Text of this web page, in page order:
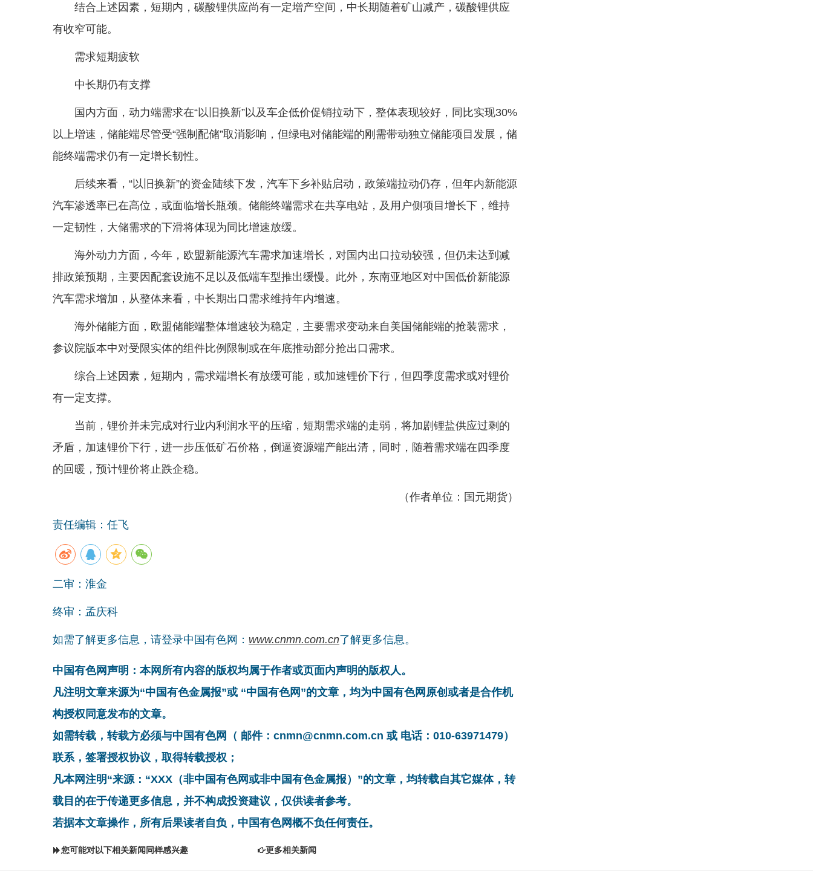
结合上述因素，短期内，碳酸锂供应尚有一定增产空间，中长期随着矿山减产，碳酸锂供应
有收窄可能。
需求短期疲软
中长期仍有支撑
国内方面，动力端需求在“以旧换新”以及车企低价促销拉动下，整体表现较好，同比实现30%
以上增速，储能端尽管受“强制配储”取消影响，但绿电对储能端的刚需带动独立储能项目发展，储
能终端需求仍有一定增长韧性。
后续来看，“以旧换新”的资金陆续下发，汽车下乡补贴启动，政策端拉动仍存，但年内新能源
汽车渗透率已在高位，或面临增长瓶颈。储能终端需求在共享电站，及用户侧项目增长下，维持
一定韧性，大储需求的下滑将体现为同比增速放缓。
海外动力方面，今年，欧盟新能源汽车需求加速增长，对国内出口拉动较强，但仍未达到减
排政策预期，主要因配套设施不足以及低端车型推出缓慢。此外，东南亚地区对中国低价新能源
汽车需求增加，从整体来看，中长期出口需求维持年内增速。
海外储能方面，欧盟储能端整体增速较为稳定，主要需求变动来自美国储能端的抢装需求，
参议院版本中对受限实体的组件比例限制或在年底推动部分抢出口需求。
综合上述因素，短期内，需求端增长有放缓可能，或加速锂价下行，但四季度需求或对锂价
有一定支撑。
当前，锂价并未完成对行业内利润水平的压缩，短期需求端的走弱，将加剧锂盐供应过剩的
矛盾，加速锂价下行，进一步压低矿石价格，倒逼资源端产能出清，同时，随着需求端在四季度
的回暖，预计锂价将止跌企稳。
（作者单位：国元期货）
责任编辑：任飞
二审：淮金
终审：孟庆科
如需了解更多信息，请登录中国有色网： www.cnmn.com.cn了解更多信息。
中国有色网声明：本网所有内容的版权均属于作者或页面内声明的版权人。
凡注明文章来源为“中国有色金属报”或 “中国有色网”的文章，均为中国有色网原创或者是合作机
构授权同意发布的文章。
如需转载，转载方必须与中国有色网（ 邮件：cnmn@cnmn.com.cn 或 电话：010-63971479）
联系，签署授权协议，取得转载授权；
凡本网注明“来源：“XXX（非中国有色网或非中国有色金属报）”的文章，均转载自其它媒体，转
载目的在于传递更多信息，并不构成投资建议，仅供读者参考。
若据本文章操作，所有后果读者自负，中国有色网概不负任何责任。
您可能对以下相关新闻同样感兴趣 更多相关新闻